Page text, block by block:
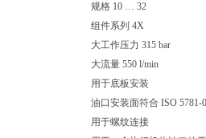
规格 10 … 32
组件系列 4X
大工作压力 315 bar
大流量 550 l/min
用于底板安装
油口安装面符合 ISO 5781-
用于螺纹连接